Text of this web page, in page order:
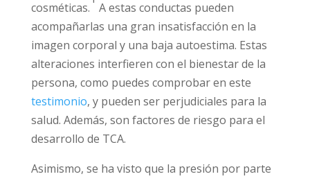
En ocasiones, la pornografía puede llevar a
que aparezcan estas alteraciones. Por
ejemplo, puede propiciar el cese del consumo
de alimentos, llevar a evitar ciertos tipos de
alimento, usar esteroides, bodybuilding y
generar una aparente necesidad de cirugías
cosméticas.
1
A estas conductas pueden
imagen corporal y una baja autoestima. Estas